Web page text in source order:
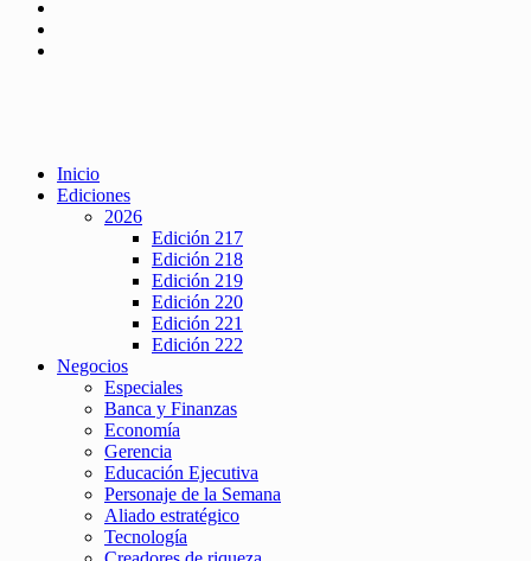
Inicio
Ediciones
2026
Edición 217
Edición 218
Edición 219
Edición 220
Edición 221
Edición 222
Negocios
Especiales
Banca y Finanzas
Economía
Gerencia
Educación Ejecutiva
Personaje de la Semana
Aliado estratégico
Tecnología